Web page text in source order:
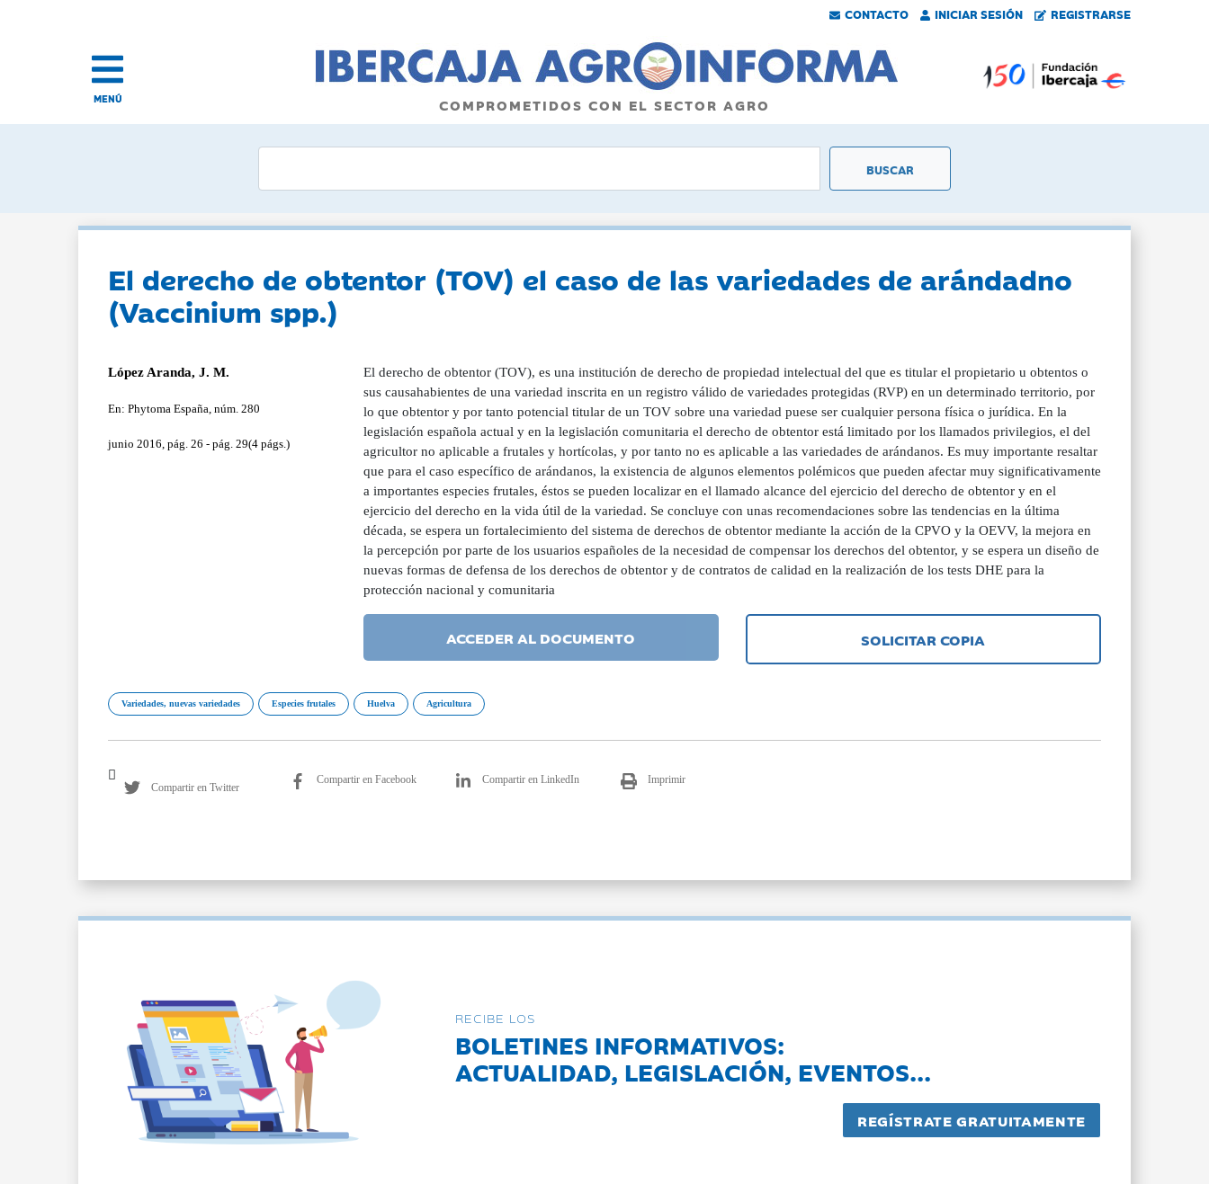
CONTACTO INICIAR SESIÓN REGISTRARSE
MENÚ COMPROMETIDOS CON EL SECTOR AGRO
El derecho de obtentor (TOV) el caso de las variedades de arándadno
(Vaccinium spp.)
López Aranda, J. M.
En: Phytoma España, núm. 280
junio 2016, pág. 26 - pág. 29(4 págs.)
El derecho de obtentor (TOV), es una institución de derecho de propiedad intelectual del que es titular el propietario u obtentos o
sus causahabientes de una variedad inscrita en un registro válido de variedades protegidas (RVP) en un determinado territorio, por
lo que obtentor y por tanto potencial titular de un TOV sobre una variedad puese ser cualquier persona física o jurídica. En la
legislación española actual y en la legislación comunitaria el derecho de obtentor está limitado por los llamados privilegios, el del
agricultor no aplicable a frutales y hortícolas, y por tanto no es aplicable a las variedades de arándanos. Es muy importante resaltar
que para el caso específico de arándanos, la existencia de algunos elementos polémicos que pueden afectar muy significativamente
a importantes especies frutales, éstos se pueden localizar en el llamado alcance del ejercicio del derecho de obtentor y en el
ejercicio del derecho en la vida útil de la variedad. Se concluye con unas recomendaciones sobre las tendencias en la última
década, se espera un fortalecimiento del sistema de derechos de obtentor mediante la acción de la CPVO y la OEVV, la mejora en
la percepción por parte de los usuarios españoles de la necesidad de compensar los derechos del obtentor, y se espera un diseño de
nuevas formas de defensa de los derechos de obtentor y de contratos de calidad en la realización de los tests DHE para la
protección nacional y comunitaria
ACCEDER AL DOCUMENTO SOLICITAR COPIA
Variedades, nuevas variedades Especies frutales Huelva Agricultura
Compartir en Twitter
Compartir en Facebook Compartir en LinkedIn Imprimir
RECIBE LOS
BOLETINES INFORMATIVOS:
ACTUALIDAD, LEGISLACIÓN, EVENTOS...